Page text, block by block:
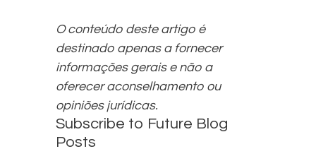
O conteúdo deste artigo é
destinado apenas a fornecer
informações gerais e não a
oferecer aconselhamento ou
opiniões jurídicas.
Subscribe to Future Blog
Posts